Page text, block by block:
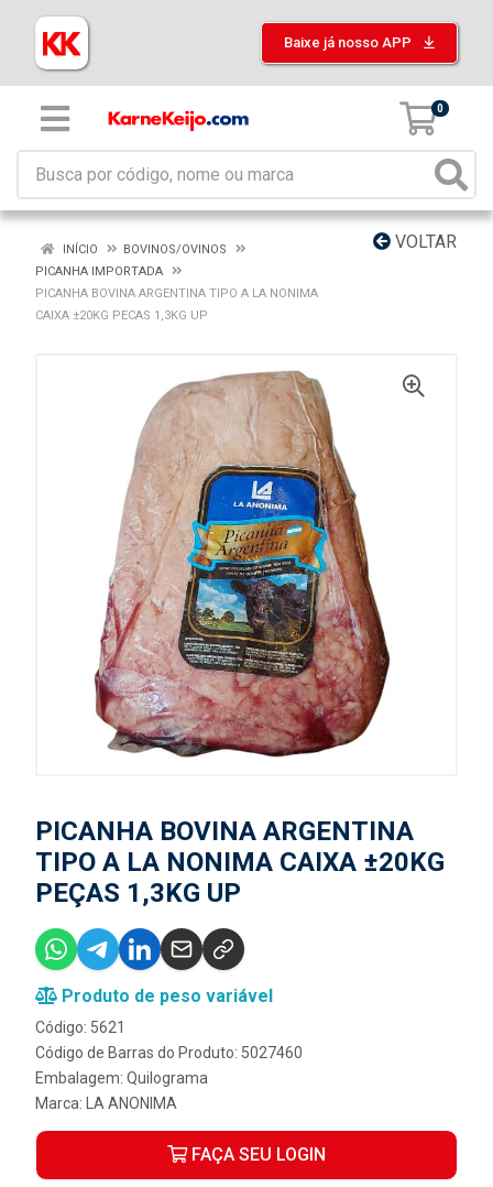
Baixe já nosso APP
0
VOLTAR
INÍCIO
BOVINOS/OVINOS
PICANHA IMPORTADA
PICANHA BOVINA ARGENTINA TIPO A LA NONIMA
CAIXA ±20KG PECAS 1,3KG UP
PICANHA BOVINA ARGENTINA
TIPO A LA NONIMA CAIXA ±20KG
PEÇAS 1,3KG UP
Produto de peso variável
Código: 5621
Código de Barras do Produto: 5027460
Embalagem: Quilograma
Marca:
LA ANONIMA
FAÇA SEU LOGIN